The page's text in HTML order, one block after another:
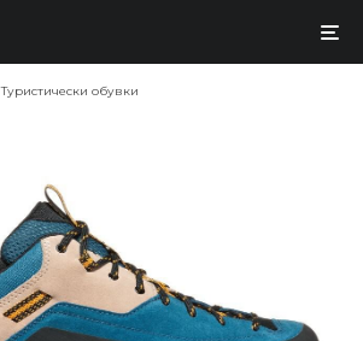
Туристически обувки